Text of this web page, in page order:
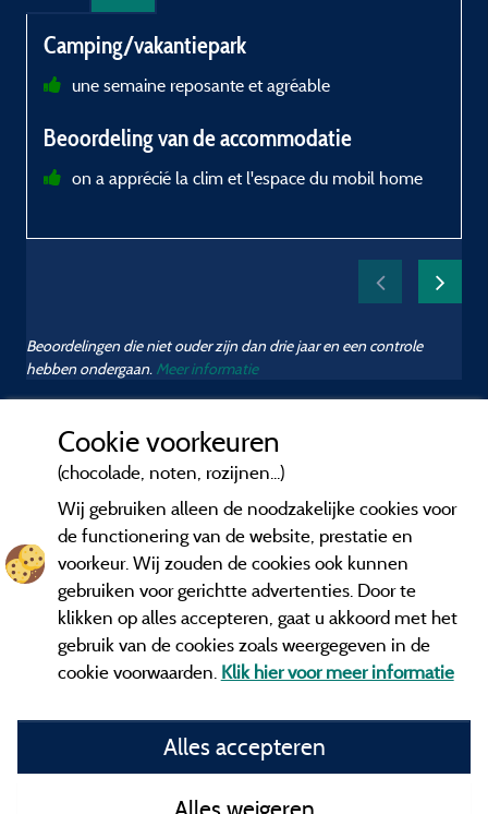
Camping/vakantiepark
une semaine reposante et agréable
Beoordeling van de accommodatie
on a apprécié la clim et l'espace du mobil home
Beoordelingen die niet ouder zijn dan drie jaar en een controle
hebben ondergaan. Meer informatie
General terms of use
Contact gegevens
Cookie voorkeuren
(chocolade, noten, rozijnen...)
Wij gebruiken alleen de noodzakelijke cookies voor
de functionering van de website, prestatie en
voorkeur. Wij zouden de cookies ook kunnen
gebruiken voor gerichtte advertenties. Door te
klikken op alles accepteren, gaat u akkoord met het
gebruik van de cookies zoals weergegeven in de
cookie voorwaarden. Klik hier voor meer informatie
Alles accepteren